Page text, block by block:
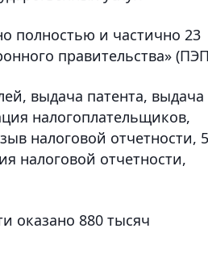
полностью и частично 23
правительства»
выдача патента, выдача
налогоплательщиков,
налоговой отчетности, 5
налоговой отчетности,
оказано 880 тысяч